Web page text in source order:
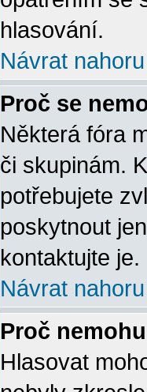
hlasování.
Návrat nahoru
Proč se
Některá fóra
či skupinám.
potřebujete
poskytnout
kontaktujte je.
Návrat nahoru
Proč
Hlasovat